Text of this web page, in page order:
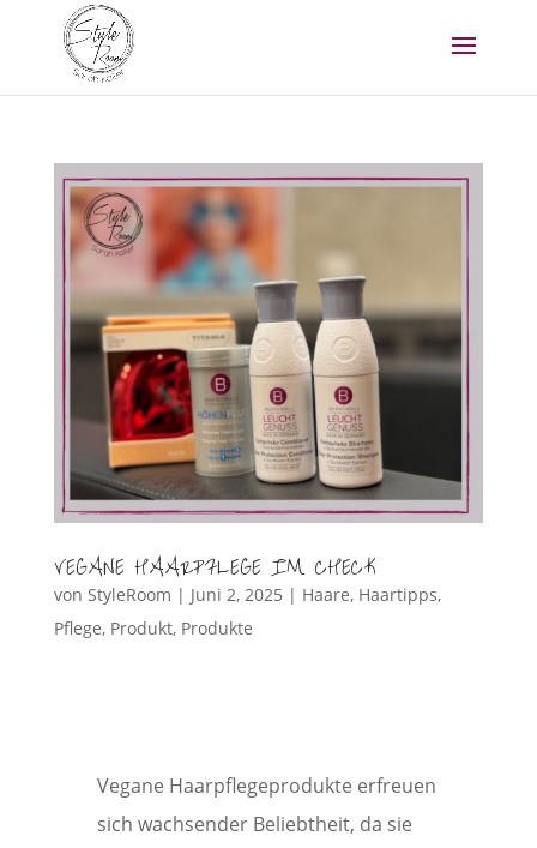
VEGANE HAARPFLEGE IM CHECK
von StyleRoom | Juni 2, 2025 | Haare, Haartipps,
Pflege, Produkt, Produkte
Vegane Haarpflegeprodukte erfreuen
sich wachsender Beliebtheit, da sie